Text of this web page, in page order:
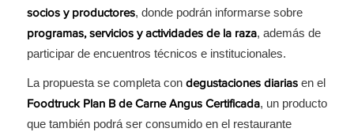
socios y productores, donde podrán informarse sobre
programas, servicios y actividades de la raza, además de
participar de encuentros técnicos e institucionales.
La propuesta se completa con degustaciones diarias en el
Foodtruck Plan B de Carne Angus Certificada, un producto
que también podrá ser consumido en el restaurante